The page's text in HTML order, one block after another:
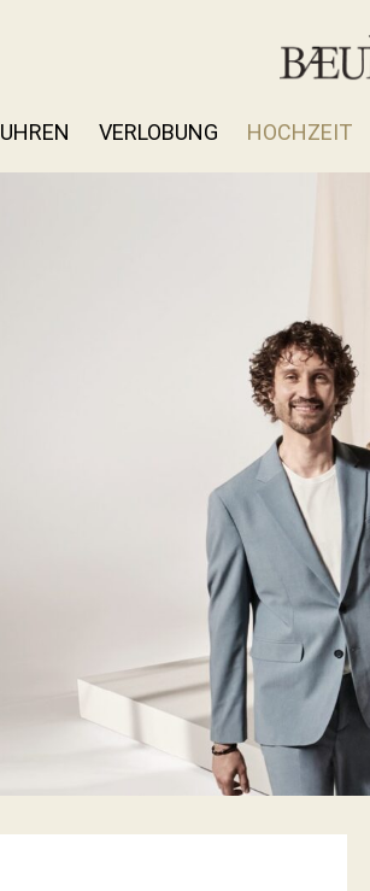
UHREN VERLOBUNG HOCHZEIT